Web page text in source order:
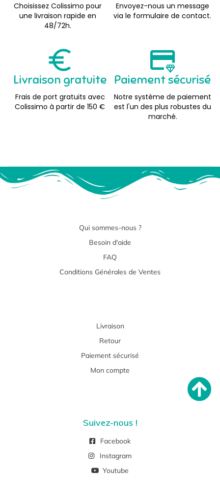
Choisissez Colissimo pour
une livraison rapide en
48/72h.
Envoyez-nous un message
via le formulaire de contact.
Livraison gratuite
Frais de port gratuits avec
Colissimo à partir de 150 €
Paiement sécurisé
Notre système de paiement
est l'un des plus robustes du
marché.
Qui sommes-nous ?
Besoin d'aide
FAQ
Conditions Générales de Ventes
Livraison
Retour
Paiement sécurisé
Mon compte
Suivez-nous !
Facebook
Instagram
Youtube